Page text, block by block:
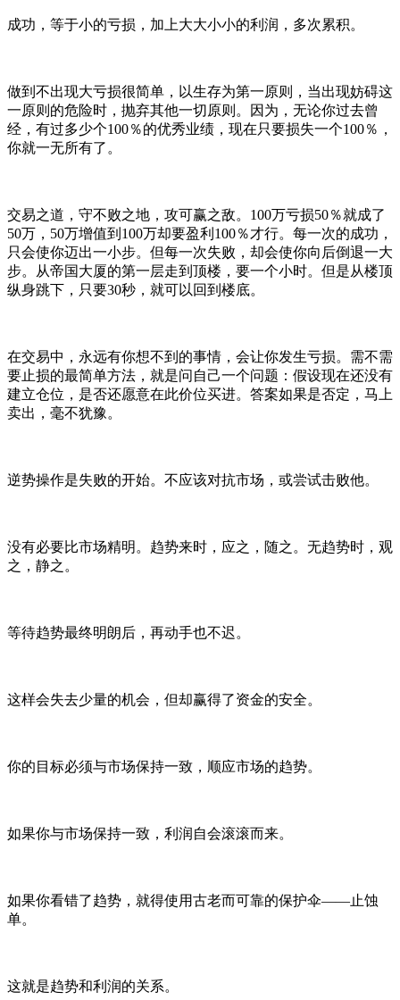
成功，等于小的亏损，加上大大小小的利润，多次累积。
做到不出现大亏损很简单，以生存为第一原则，当出现妨碍这
一原则的危险时，抛弃其他一切原则。因为，无论你过去曾
经，有过多少个100％的优秀业绩，现在只要损失一个100％，
你就一无所有了。
交易之道，守不败之地，攻可赢之敌。100万亏损50％就成了
50万，50万增值到100万却要盈利100％才行。每一次的成功，
只会使你迈出一小步。但每一次失败，却会使你向后倒退一大
步。从帝国大厦的第一层走到顶楼，要一个小时。但是从楼顶
纵身跳下，只要30秒，就可以回到楼底。
在交易中，永远有你想不到的事情，会让你发生亏损。需不需
要止损的最简单方法，就是问自己一个问题：假设现在还没有
建立仓位，是否还愿意在此价位买进。答案如果是否定，马上
卖出，毫不犹豫。
逆势操作是失败的开始。不应该对抗市场，或尝试击败他。
没有必要比市场精明。趋势来时，应之，随之。无趋势时，观
之，静之。
等待趋势最终明朗后，再动手也不迟。
这样会失去少量的机会，但却赢得了资金的安全。
你的目标必须与市场保持一致，顺应市场的趋势。
如果你与市场保持一致，利润自会滚滚而来。
如果你看错了趋势，就得使用古老而可靠的保护伞——止蚀
单。
这就是趋势和利润的关系。